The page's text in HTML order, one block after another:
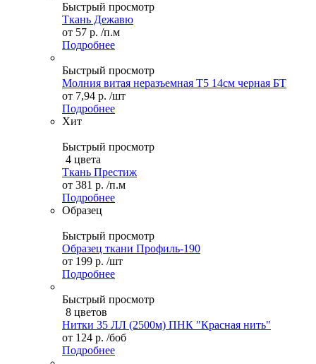
Быстрый просмотр
Ткань Дежавю
от 57 р. /п.м
Подробнее
Быстрый просмотр
Молния витая неразъемная Т5 14см черная БТ
от 7,94 р. /шт
Подробнее
Хит
Быстрый просмотр
4 цвета
Ткань Престиж
от 381 р. /п.м
Подробнее
Образец
Быстрый просмотр
Образец ткани Профиль-190
от 199 р. /шт
Подробнее
Быстрый просмотр
8 цветов
Нитки 35 ЛЛ (2500м) ПНК "Красная нить"
от 124 р. /боб
Подробнее